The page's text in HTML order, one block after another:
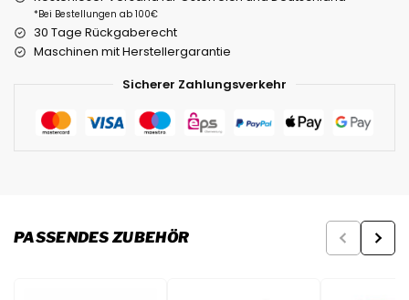
*Bei Bestellungen ab 100€
30 Tage Rückgaberecht
Maschinen mit Herstellergarantie
Sicherer Zahlungsverkehr
PASSENDES ZUBEHÖR